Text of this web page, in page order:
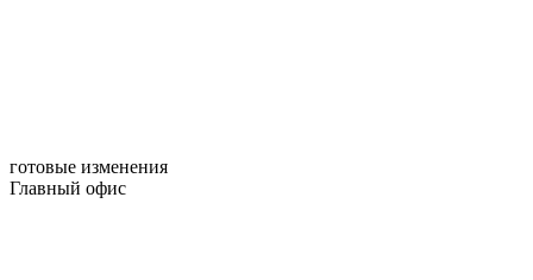
готовые изменения
Главный офис